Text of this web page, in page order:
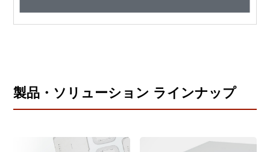
製品・ソリューション ラインナップ